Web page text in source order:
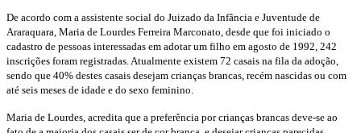
De acordo com a assistente social do Juizado da Infância e Juventude de
Araraquara, Maria de Lourdes Ferreira Marconato, desde que foi iniciado o
cadastro de pessoas interessadas em adotar um filho em agosto de 1992, 242
inscrições foram registradas. Atualmente existem 72 casais na fila da adoção,
sendo que 40% destes casais desejam crianças brancas, recém nascidas ou com
até seis meses de idade e do sexo feminino.
Maria de Lourdes, acredita que a preferência por crianças brancas deve-se ao